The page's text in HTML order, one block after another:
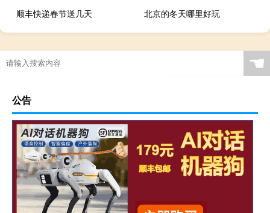
顺丰快递春节送几天
北京的冬天哪里好玩
☚
公告